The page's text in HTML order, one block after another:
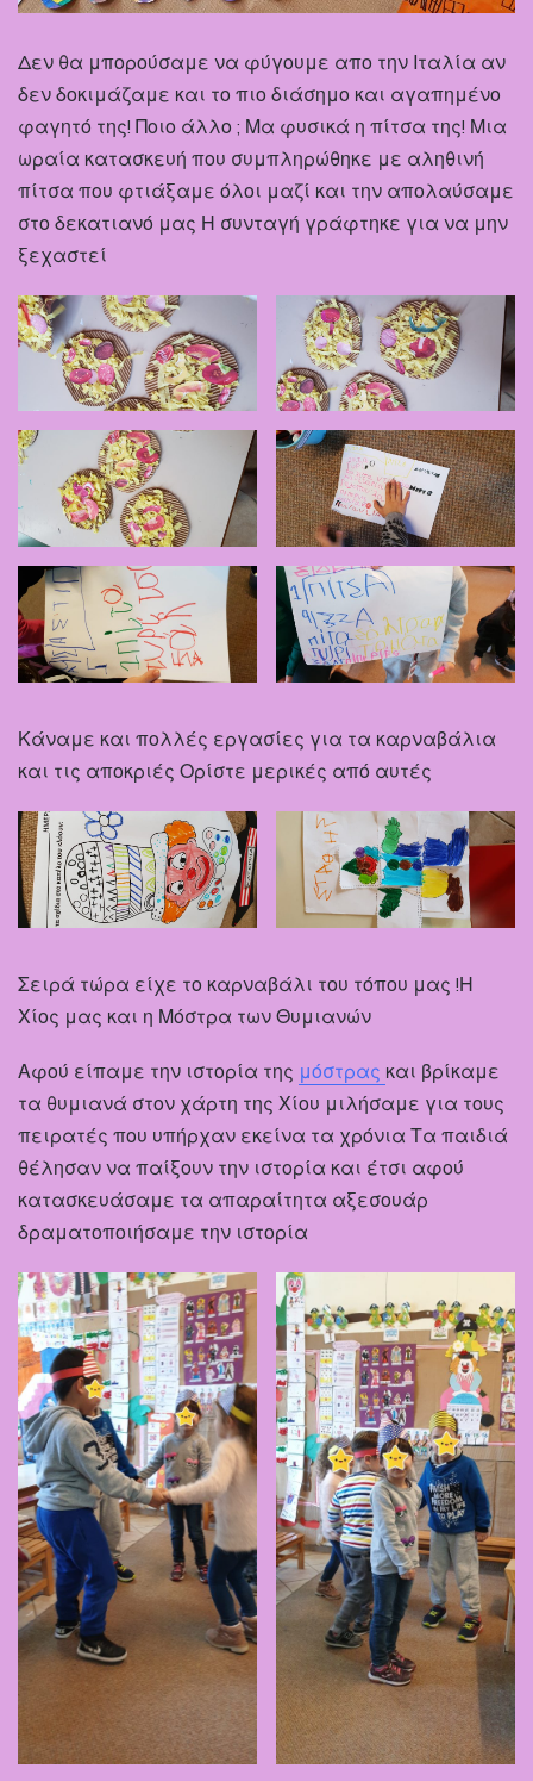
Δεν θα μπορούσαμε να φύγουμε απο την Ιταλία αν
δεν δοκιμάζαμε και το πιο διάσημο και αγαπημένο
φαγητό της! Ποιο άλλο ; Μα φυσικά η πίτσα της! Μια
ωραία κατασκευή που συμπληρώθηκε με αληθινή
πίτσα που φτιάξαμε όλοι μαζί και την απολαύσαμε
στο δεκατιανό μας Η συνταγή γράφτηκε για να μην
ξεχαστεί
Κάναμε και πολλές εργασίες για τα καρναβάλια
και τις αποκριές Ορίστε μερικές από αυτές
Σειρά τώρα είχε το καρναβάλι του τόπου μας !Η
Χίος μας και η Μόστρα των Θυμιανών
Αφού είπαμε την ιστορία της μόστρας και βρίκαμε
τα θυμιανά στον χάρτη της Χίου μιλήσαμε για τους
πειρατές που υπήρχαν εκείνα τα χρόνια Τα παιδιά
θέλησαν να παίξουν την ιστορία και έτσι αφού
κατασκευάσαμε τα απαραίτητα αξεσουάρ
δραματοποιήσαμε την ιστορία